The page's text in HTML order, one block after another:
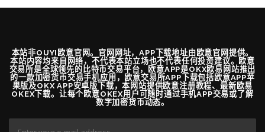
本站非OUYI欧意官网。官网网址，APP下载地址由欧意官网提供。
本站内容均来自网络，不代表本站立场也不代表任何投资建议。欧意
交易所是全球领先的比特币交易平台，欧意APP是OKX欧易网站推出
的一款加密货币交易手机应用，欧意交易所APP下载包括欧意APP苹
果版及OKX APP安卓版下载，本网站提供欧意注册教程、最新欧易
OKEX下载。让每个欧意OKEX用户可随时通过手机APP交易或了解
数字加密货币动态。